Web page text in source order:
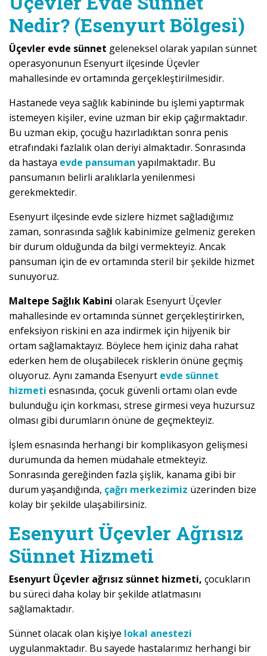
Nedir? (Esenyurt Bölgesi)
Üçevler evde sünnet geleneksel olarak yapılan sünnet
operasyonunun Esenyurt ilçesinde Üçevler
mahallesinde ev ortamında gerçekleştirilmesidir.
Hastanede veya sağlık kabininde bu işlemi yaptırmak
istemeyen kişiler, evine uzman bir ekip çağırmaktadır.
Bu uzman ekip, çocuğu hazırladıktan sonra penis
etrafındaki fazlalık olan deriyi almaktadır. Sonrasında
da hastaya evde pansuman yapılmaktadır. Bu
pansumanın belirli aralıklarla yenilenmesi
gerekmektedir.
Esenyurt ilçesinde evde sizlere hizmet sağladığımız
zaman, sonrasında sağlık kabinimize gelmeniz gereken
bir durum olduğunda da bilgi vermekteyiz. Ancak
pansuman için de ev ortamında steril bir şekilde hizmet
sunuyoruz.
Maltepe Sağlık Kabini olarak Esenyurt Üçevler
mahallesinde ev ortamında sünnet gerçekleştirirken,
enfeksiyon riskini en aza indirmek için hijyenik bir
ortam sağlamaktayız. Böylece hem içiniz daha rahat
ederken hem de oluşabilecek risklerin önüne geçmiş
oluyoruz. Aynı zamanda Esenyurt evde sünnet
hizmeti esnasında, çocuk güvenli ortamı olan evde
bulunduğu için korkması, strese girmesi veya huzursuz
olması gibi durumların önüne de geçmekteyiz.
İşlem esnasında herhangi bir komplikasyon gelişmesi
durumunda da hemen müdahale etmekteyiz.
Sonrasında gereğinden fazla şişlik, kanama gibi bir
durum yaşandığında, çağrı merkezimiz üzerinden bize
kolay bir şekilde ulaşabilirsiniz.
Esenyurt Üçevler Ağrısız
Sünnet Hizmeti
Esenyurt Üçevler ağrısız sünnet hizmeti, çocukların
bu süreci daha kolay bir şekilde atlatmasını
sağlamaktadır.
Sünnet olacak olan kişiye lokal anestezi
uygulanmaktadır. Bu sayede hastalarımız herhangi bir